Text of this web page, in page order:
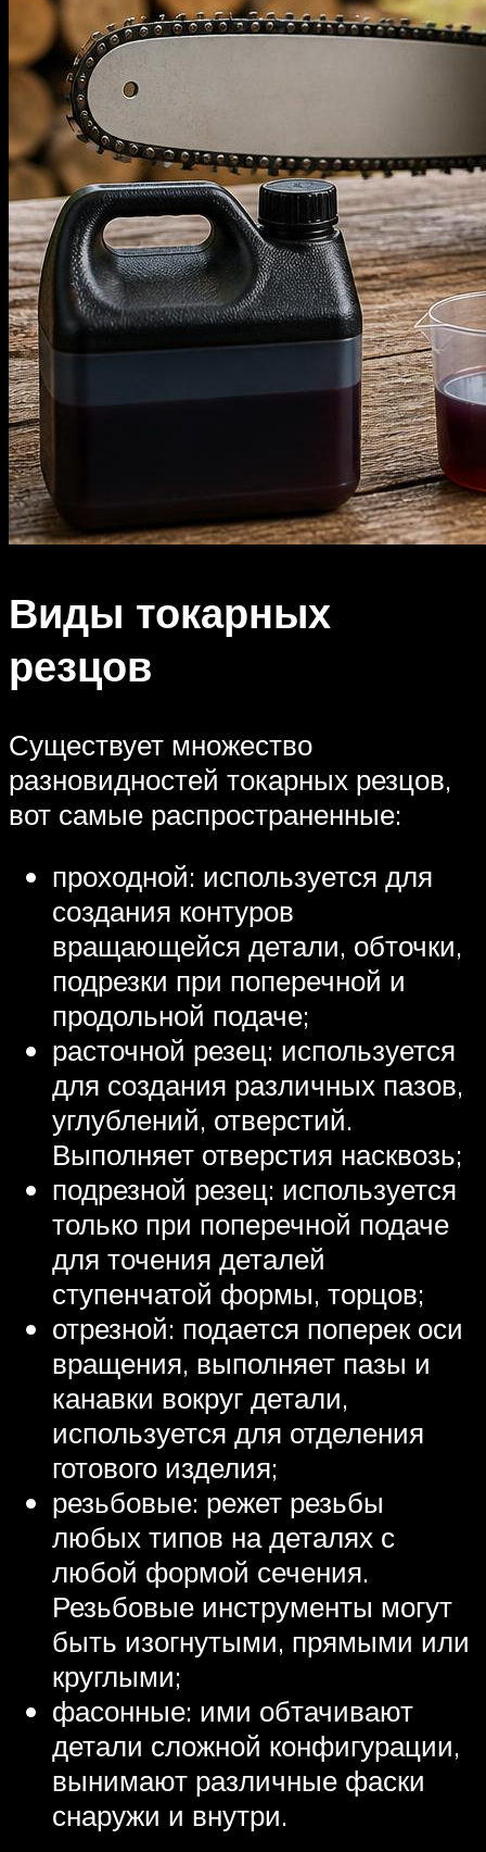
Виды токарных
резцов
Существует множество
разновидностей токарных резцов,
вот самые распространенные:
проходной: используется для
создания контуров
вращающейся детали, обточки,
подрезки при поперечной и
продольной подаче;
расточной резец: используется
для создания различных пазов,
углублений, отверстий.
Выполняет отверстия насквозь;
подрезной резец: используется
только при поперечной подаче
для точения деталей
ступенчатой формы, торцов;
отрезной: подается поперек оси
вращения, выполняет пазы и
канавки вокруг детали,
используется для отделения
готового изделия;
резьбовые: режет резьбы
любых типов на деталях с
любой формой сечения.
Резьбовые инструменты могут
быть изогнутыми, прямыми или
круглыми;
фасонные: ими обтачивают
детали сложной конфигурации,
вынимают различные фаски
снаружи и внутри.